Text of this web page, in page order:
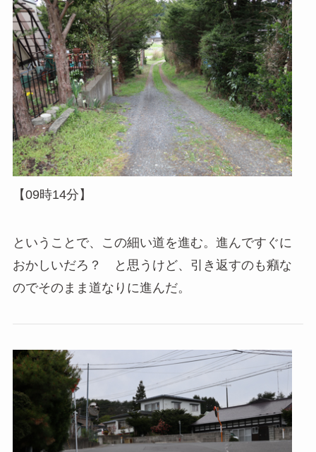
【09時14分】
ということで、この細い道を進む。進んですぐに
おかしいだろ？ と思うけど、引き返すのも癪な
のでそのまま道なりに進んだ。